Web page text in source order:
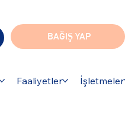
BAĞIŞ YAP
Faaliyetler İşletmeler